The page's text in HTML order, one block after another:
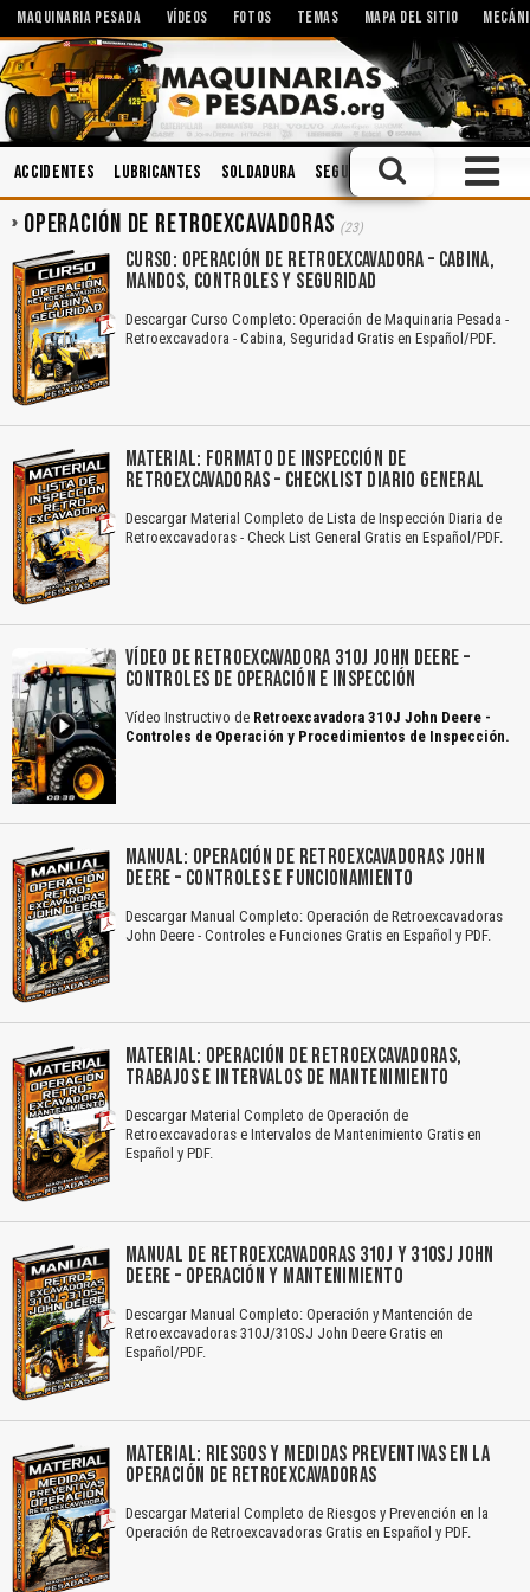
MAQUINARIA PESADA VÍDEOS FOTOS TEMAS MAPA DEL SITIO
Accidentes Lubricantes Soldadura Seguridad Industrial
OPERACIÓN DE RETROEXCAVADORAS (23)
CURSO: OPERACIÓN DE RETROEXCAVADORA – CABINA,
MANDOS, CONTROLES Y SEGURIDAD
Descargar Curso Completo: Operación de Maquinaria Pesada -
Retroexcavadora - Cabina, Seguridad Gratis en Español/PDF.
MATERIAL: FORMATO DE INSPECCIÓN DE
RETROEXCAVADORAS – CHECKLIST DIARIO GENERAL
Descargar Material Completo de Lista de Inspección Diaria de
Retroexcavadoras - Check List General Gratis en Español/PDF.
VÍDEO DE RETROEXCAVADORA 310J JOHN DEERE –
CONTROLES DE OPERACIÓN E INSPECCIÓN
Vídeo Instructivo de Retroexcavadora 310J John Deere -
Controles de Operación y Procedimientos de Inspección.
MANUAL: OPERACIÓN DE RETROEXCAVADORAS JOHN
DEERE – CONTROLES E FUNCIONAMIENTO
Descargar Manual Completo: Operación de Retroexcavadoras
John Deere - Controles e Funciones Gratis en Español y PDF.
MATERIAL: OPERACIÓN DE RETROEXCAVADORAS,
TRABAJOS E INTERVALOS DE MANTENIMIENTO
Descargar Material Completo de Operación de
Retroexcavadoras e Intervalos de Mantenimiento Gratis en
Español y PDF.
MANUAL DE RETROEXCAVADORAS 310J Y 310SJ JOHN
DEERE – OPERACIÓN Y MANTENIMIENTO
Descargar Manual Completo: Operación y Mantención de
Retroexcavadoras 310J/310SJ John Deere Gratis en
Español/PDF.
MATERIAL: RIESGOS Y MEDIDAS PREVENTIVAS EN LA
OPERACIÓN DE RETROEXCAVADORAS
Descargar Material Completo de Riesgos y Prevención en la
Operación de Retroexcavadoras Gratis en Español y PDF.